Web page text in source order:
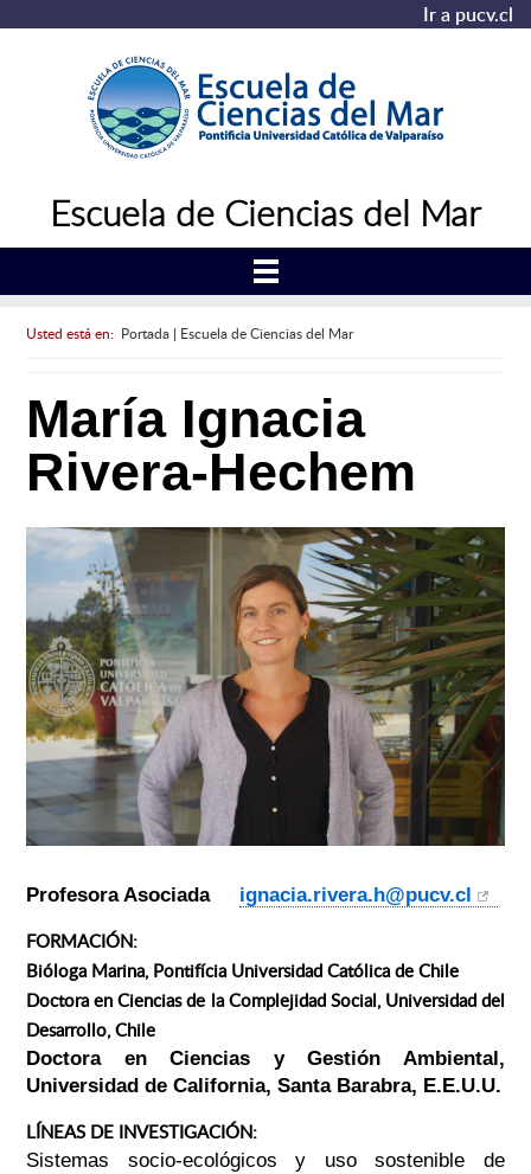
Ir a pucv.cl
Escuela de Ciencias del Mar
Usted está en: Portada| Escuela de Ciencias del Mar
María Ignacia
Rivera-Hechem
Profesora Asociada ignacia.rivera.h@pucv.cl
FORMACIÓN:
Bióloga Marina, Pontifícia Universidad Católica de Chile
Doctora en Ciencias de la Complejidad Social, Universidad del
Desarrollo, Chile
Doctora en Ciencias y Gestión Ambiental,
Universidad de California, Santa Barabra, E.E.U.U.
LÍNEAS DE INVESTIGACIÓN:
Sistemas socio-ecológicos y uso sostenible de